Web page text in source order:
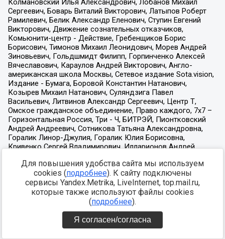
Для повышения удобства сайта мы используем
cookies (подробнее). К сайту подключены
сервисы Yandex.Metrika, LiveInternet, top.mail.ru,
которые также используют файлы cookies
(подробнее).
Я согласен/согласна